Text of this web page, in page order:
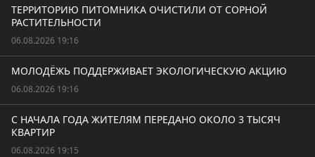
ТЕРРИТОРИЮ ПИТОМНИКА ОЧИСТИЛИ ОТ СОРНОЙ
РАСТИТЕЛЬНОСТИ
06.08.2026 19:16
МОЛОДЁЖЬ ПОДДЕРЖИВАЕТ ЭКОЛОГИЧЕСКУЮ АКЦИЮ
06.08.2026 19:16
С НАЧАЛА ГОДА ЖИТЕЛЯМ ПЕРЕДАНО ОКОЛО 3 ТЫСЯЧ
КВАРТИР
06.08.2026 19:15